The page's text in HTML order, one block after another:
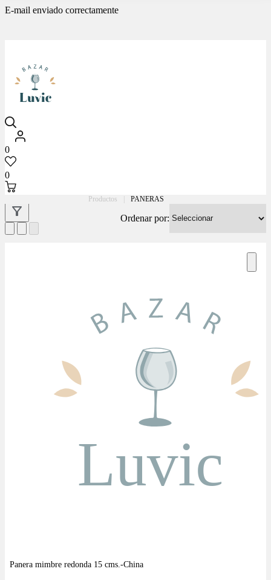
E-mail enviado correctamente
Luvic
0
0
Productos PANERAS
Ordenar por: